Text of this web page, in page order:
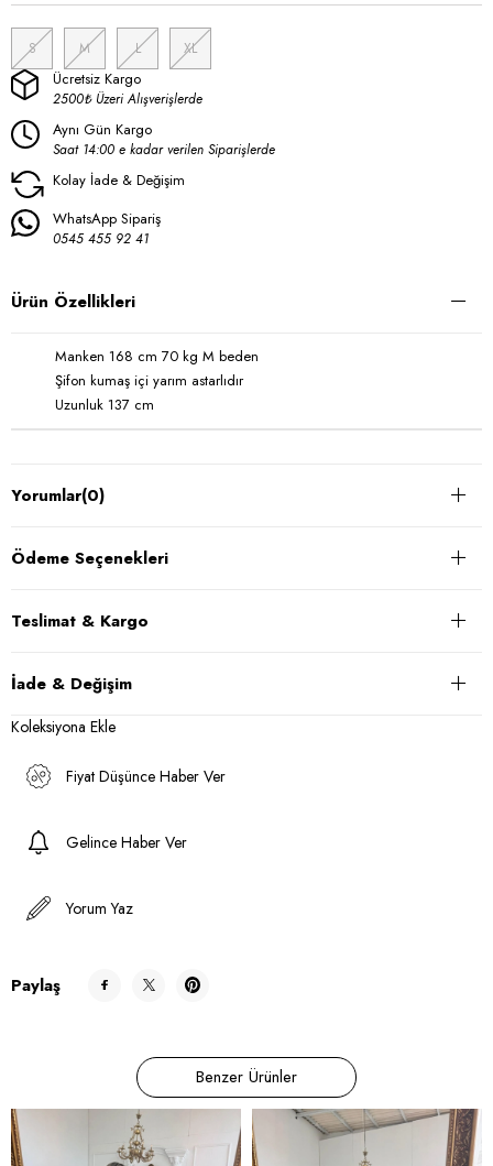
S M L XL
Ücretsiz Kargo
2500₺ Üzeri Alışverişlerde
Aynı Gün Kargo
Saat 14:00 e kadar verilen Siparişlerde
Kolay İade & Değişim
WhatsApp Sipariş
0545 455 92 41
Ürün Özellikleri
Manken 168 cm 70 kg M beden
Şifon kumaş içi yarım astarlıdır
Uzunluk 137 cm
Yorumlar(0)
Ödeme Seçenekleri
Teslimat & Kargo
İade & Değişim
Koleksiyona Ekle
Fiyat Düşünce Haber Ver
Gelince Haber Ver
Yorum Yaz
Paylaş
Benzer Ürünler